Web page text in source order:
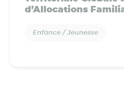
d’Allocations
Enfance / Jeunesse